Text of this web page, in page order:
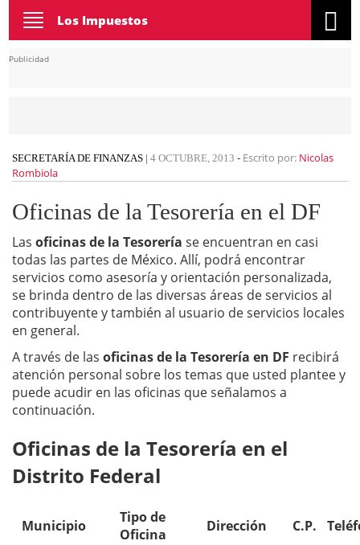
Toggle
navigation
Los Impuestos
Publicidad
SECRETARÍA DE FINANZAS | 4 OCTUBRE, 2013 - Escrito por: Nicolas
Rombiola
Oficinas de la Tesorería en el DF
Las oficinas de la Tesorería se encuentran en casi
todas las partes de México. Allí, podrá encontrar
servicios como asesoría y orientación personalizada,
se brinda dentro de las diversas áreas de servicios al
contribuyente y también al usuario de servicios locales
en general.
A través de las oficinas de la Tesorería en DF recibirá
atención personal sobre los temas que usted plantee y
puede acudir en las oficinas que señalamos a
continuación.
Oficinas de la Tesorería en el
Distrito Federal
Municipio
Tipo de
Oficina
Dirección C.P.